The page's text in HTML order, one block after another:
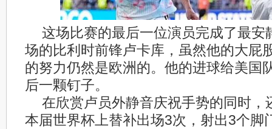
这场比赛的最后一位演员完成了最安
场的比利时前锋卢卡库，虽然他的大屁
的努力仍然是欧洲的。他的进球给美国
后一颗钉子。
在欣赏卢员外静音庆祝手势的同时，
本届世界杯上替补出场3次，射出3个脚